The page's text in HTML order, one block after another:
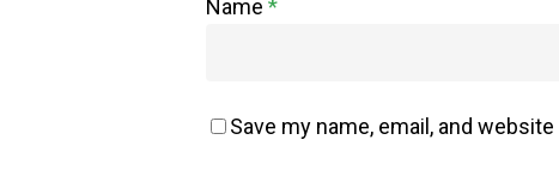
Name *
Save my name, email, and